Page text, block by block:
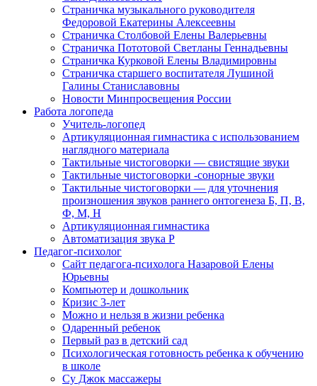
Страничка музыкального руководителя
Федоровой Екатерины Алексеевны
Страничка Столбовой Елены Валерьевны
Страничка Пототовой Светланы Геннадьевны
Страничка Курковой Елены Владимировны
Страничка старшего воспитателя Лушиной
Галины Станиславовны
Новости Минпросвещения России
Работа логопеда
Учитель-логопед
Артикуляционная гимнастика с использованием
наглядного материала
Тактильные чистоговорки — свистящие звуки
Тактильные чистоговорки -сонорные звуки
Тактильные чистоговорки — для уточнения
произношения звуков раннего онтогенеза Б, П, В,
Ф, М, Н
Артикуляционная гимнастика
Автоматизация звука Р
Педагог-психолог
Сайт педагога-психолога Назаровой Елены
Юрьевны
Компьютер и дошкольник
Кризис 3-лет
Можно и нельзя в жизни ребенка
Одаренный ребенок
Первый раз в детский сад
Психологическая готовность ребенка к обучению
в школе
Су Джок массажеры